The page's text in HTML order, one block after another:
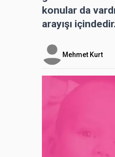
konular da
arayışı içindedir.
Mehmet Kurt